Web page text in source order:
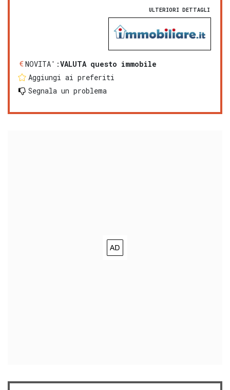
ULTERIORI DETTAGLI
NOVITA':VALUTA questo immobile
Aggiungi ai preferiti
Segnala un problema